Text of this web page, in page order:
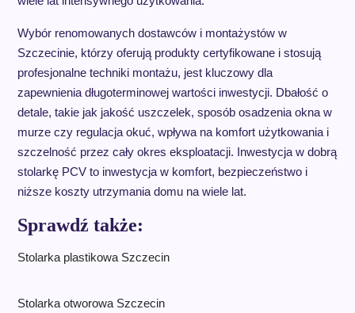
Wybór renomowanych dostawców i montażystów w
Szczecinie, którzy oferują produkty certyfikowane i stosują
profesjonalne techniki montażu, jest kluczowy dla
zapewnienia długoterminowej wartości inwestycji. Dbałość o
detale, takie jak jakość uszczelek, sposób osadzenia okna w
murze czy regulacja okuć, wpływa na komfort użytkowania i
szczelność przez cały okres eksploatacji. Inwestycja w dobrą
stolarkę PCV to inwestycja w komfort, bezpieczeństwo i
niższe koszty utrzymania domu na wiele lat.
Sprawdź także:
Stolarka plastikowa Szczecin
Stolarka otworowa Szczecin